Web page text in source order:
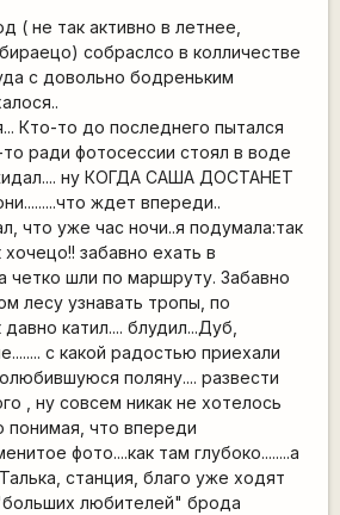
( не так активно в летнее,
собраслсо в колличестве
с довольно бодреньким
Кто-то до последнего пытался
ради фотосессии стоял в воде
ну КОГДА САША ДОСТАНЕТ
ждет впереди..
что уже час ночи..я подумала:так
хочецо!! забавно ехать в
четко шли по маршруту. Забавно
лесу узнавать тропы, по
катил.... блудил...Дуб,
с какой радостью приехали
поляну.... развести
, ну совсем никак не хотелось
понимая, что впереди
фото....как там глубоко........а
станция, благо уже ходят
любителей" брода